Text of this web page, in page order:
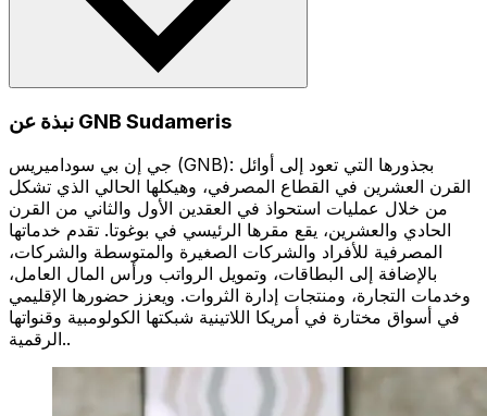
نبذة عن GNB Sudameris
جي إن بي سوداميريس (GNB): بجذورها التي تعود إلى أوائل
القرن العشرين في القطاع المصرفي، وهيكلها الحالي الذي تشكل
من خلال عمليات استحواذ في العقدين الأول والثاني من القرن
الحادي والعشرين، يقع مقرها الرئيسي في بوغوتا. تقدم خدماتها
المصرفية للأفراد والشركات الصغيرة والمتوسطة والشركات،
بالإضافة إلى البطاقات، وتمويل الرواتب ورأس المال العامل،
وخدمات التجارة، ومنتجات إدارة الثروات. ويعزز حضورها الإقليمي
في أسواق مختارة في أمريكا اللاتينية شبكتها الكولومبية وقنواتها
الرقمية..